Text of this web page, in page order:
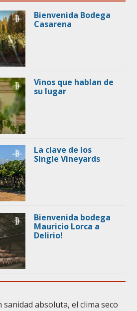
Bienvenida Bodega
Casarena
Vinos que hablan de
su lugar
La clave de los
Single Vineyards
Bienvenida bodega
Mauricio Lorca a
Delirio!
sanidad absoluta, el clima seco